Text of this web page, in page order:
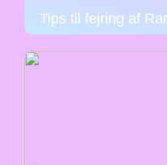
Tips til fejring af